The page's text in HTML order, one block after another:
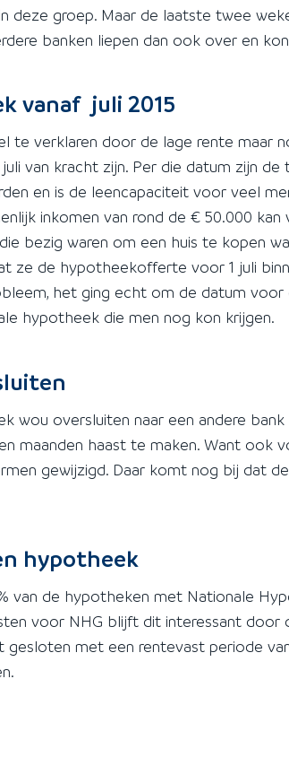
deze groep. Maar de laatste twee
banken liepen dan ook over en
vanaf juli 2015
te verklaren door de lage rente maar
juli van kracht zijn. Per die datum zijn
en is de leencapaciteit voor veel
inkomen van rond de € 50.000 kan
bezig waren om een huis te kopen
ze de hypotheekofferte voor 1 juli
het ging echt om de datum
hypotheek die men nog kon krijgen.
wou oversluiten naar een andere
maanden haast te maken. Want ook
gewijzigd. Daar komt nog bij dat
hypotheek
van de hypotheken met Nationale
voor NHG blijft dit interessant door
met een rentevast periode